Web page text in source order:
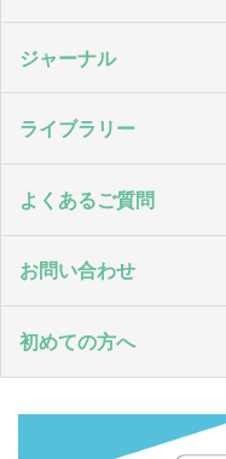
ジャーナル
ライブラリー
よくあるご質問
お問い合わせ
初めての方へ